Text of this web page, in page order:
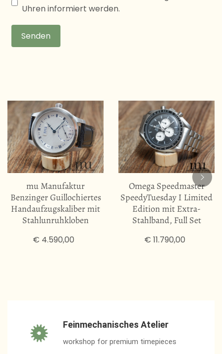
Uhren informiert werden.
Senden
mu Manufaktur
Benzinger Guillochiertes
Handaufzugskaliber mit
Stahlunruhkloben
€ 4.590,00
Omega Speedmaster
SpeedyTuesday I Limited
Edition mit Extra-
Stahlband, Full Set
€ 11.790,00
Feinmechanisches Atelier
workshop for premium timepieces